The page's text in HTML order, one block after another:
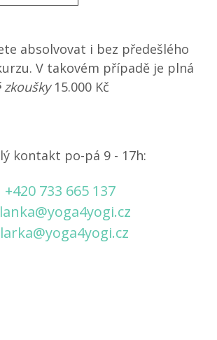
absolvovat i bez předešlého
V takovém případě je plná
15.000 Kč
kontakt po-pá 9 - 17h:
+420 733 665 137